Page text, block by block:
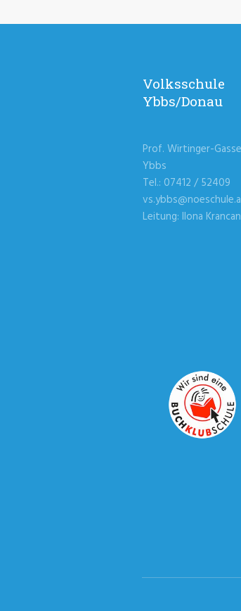
Volksschule
Ybbs/Donau
Prof. Wirtinger-
Ybbs
Tel.: 07412 / 52409
Leitung: Ilona Krancan